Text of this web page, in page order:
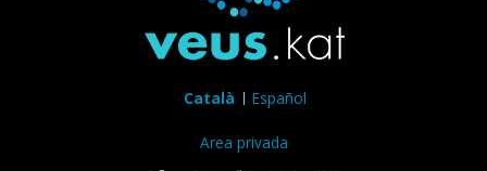
Català Español
Area privada